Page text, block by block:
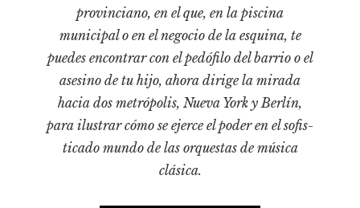
Libros usados
Literatura
Medioambiente
Narrativas visuales
provinciano, en el que, en la piscina
municipal o en el negocio de la esquina, te
puedes encontrar con el pedófilo del barrio o el
asesino de tu hijo, ahora diri­ge la mirada
hacia dos metrópolis, Nueva York y Berlín,
para ilustrar cómo se ejerce el poder en el sofis­
ticado mundo de las orquestas de música
clásica.